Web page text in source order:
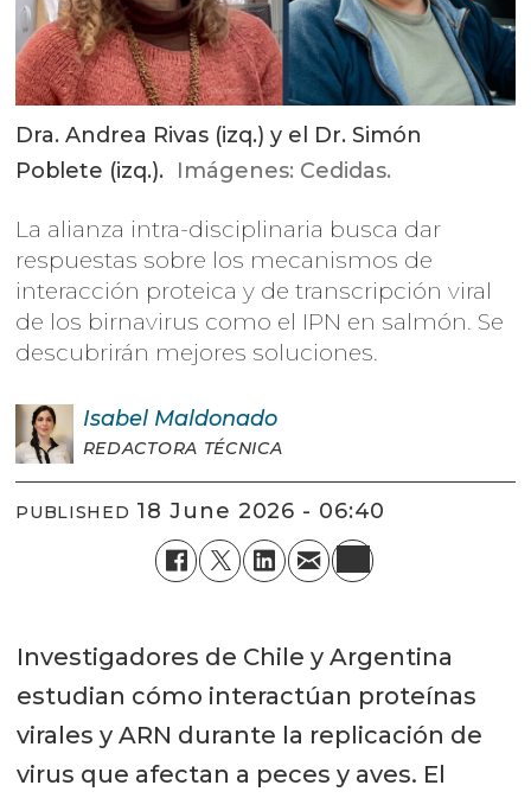
Dra. Andrea Rivas (izq.) y el Dr. Simón
Poblete (izq.). Imágenes: Cedidas.
La alianza intra-disciplinaria busca dar
respuestas sobre los mecanismos de
interacción proteica y de transcripción viral
de los birnavirus como el IPN en salmón. Se
descubrirán mejores soluciones.
Isabel Maldonado
REDACTORA TÉCNICA
PUBLISHED 18 June 2026 - 06:40
Investigadores de Chile y Argentina
estudian cómo interactúan proteínas
virales y ARN durante la replicación de
virus que afectan a peces y aves. El